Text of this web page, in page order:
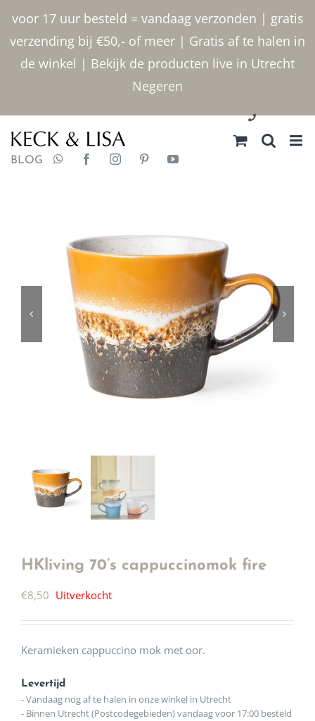
voor 17 uur besteld = vandaag verzonden | gratis
verzending bij €50,- of meer | Gratis af te halen in
de winkel | Bekijk de producten live in Utrecht
Negeren
inhoud
030 2400000
BLOG
HKliving 70’s cappuccinomok fire
€8,50 Uitverkocht
Keramieken cappuccino mok met oor.
Levertijd
- Vandaag nog af te halen in onze winkel in Utrecht
- Binnen Utrecht (Postcodegebieden) vandaag voor 17:00 besteld